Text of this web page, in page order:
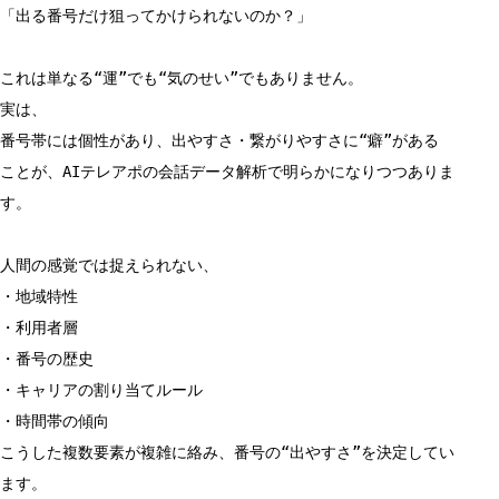
「出る番号だけ狙ってかけられないのか？」
これは単なる“運”でも“気のせい”でもありません。
実は、
番号帯には個性があり、出やすさ・繋がりやすさに“癖”がある
ことが、AIテレアポの会話データ解析で明らかになりつつありま
す。
人間の感覚では捉えられない、
・地域特性
・利用者層
・番号の歴史
・キャリアの割り当てルール
・時間帯の傾向
こうした複数要素が複雑に絡み、番号の“出やすさ”を決定してい
ます。